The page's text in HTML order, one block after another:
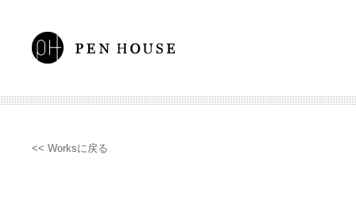
<< Worksに戻る